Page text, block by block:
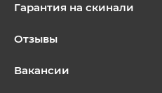
Гарантия на скинали
Отзывы
Вакансии